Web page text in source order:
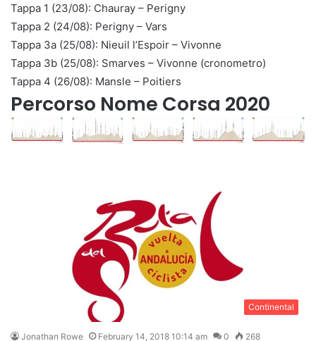
Tappa 1 (23/08): Chauray – Perigny
Tappa 2 (24/08): Perigny – Vars
Tappa 3a (25/08): Nieuil l’Espoir – Vivonne
Tappa 3b (25/08): Smarves – Vivonne (cronometro)
Tappa 4 (26/08): Mansle – Poitiers
Percorso Nome Corsa 2020
Continental
Jonathan Rowe February 14, 2018 10:14 am 0 268